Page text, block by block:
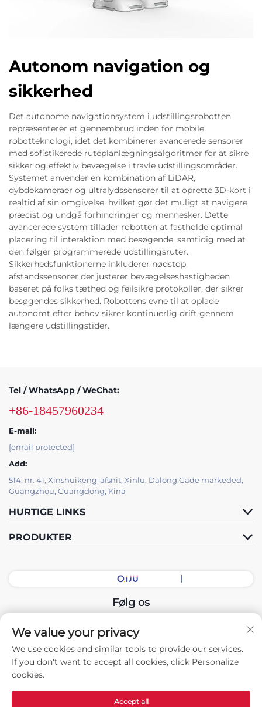
Autonom navigation og
sikkerhed
Det autonome navigationsystem i udstillingsrobotten
repræsenterer et gennembrud inden for mobile
robotteknologi, idet det kombinerer avancerede sensorer
med sofistikerede ruteplanlægningsalgoritmer for at sikre
sikker og effektiv bevægelse i travle udstillingsområder.
Systemet anvender en kombination af LiDAR,
dybdekameraer og ultralydssensorer til at oprette 3D-kort i
realtid af sin omgivelse, hvilket gør det muligt at navigere
præcist og undgå forhindringer og mennesker. Dette
avancerede system tillader robotten at fastholde optimal
placering til interaktion med besøgende, samtidig med at
den følger programmerede udstillingsruter.
Sikkerhedsfunktionerne inkluderer nødstop,
afstandssensorer der justerer bevægelseshastigheden
baseret på folks tæthed og feilsikre protokoller, der sikrer
besøgendes sikkerhed. Robottens evne til at oplade
autonomt efter behov sikrer kontinuerlig drift gennem
længere udstillingstider.
Tel / WhatsApp / WeChat:
+86-18457960234
E-mail:
[email protected]
Add:
514, nr. 41, Xinshuikeng-afsnit, Xinlu, Dalong Gade markeded,
Guangzhou, Guangdong, Kina
HURTIGE LINKS
PRODUKTER
Følg os
Copyright © 2025 China Guangdong Udstillingshal Intelligent
Equipment Co., Ltd. Alle rettigheder forbeholdes. -
Privatlivspolitik
We value your privacy
We use cookies and similar tools to provide our services.
If you don't want to accept all cookies, click Personalize
cookies.
Accept all